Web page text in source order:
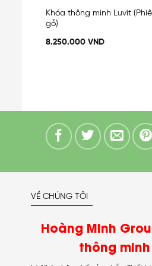
Khóa thông minh Luvit
gỗ)
8.250.000 VND
VỀ CHÚNG TÔI
Hoàng Minh
thông minh